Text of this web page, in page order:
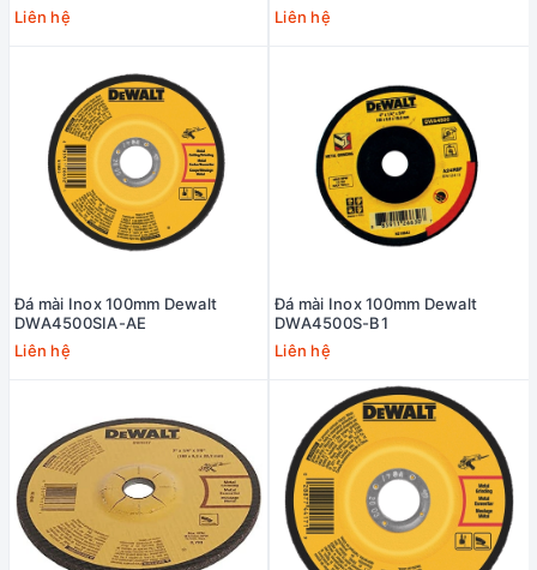
Liên hệ
Liên hệ
Đá mài Inox 100mm Dewalt
DWA4500SIA-AE
Liên hệ
Đá mài Inox 100mm Dewalt
DWA4500S-B1
Liên hệ